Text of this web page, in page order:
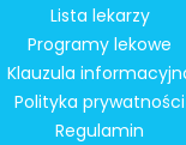
Lista lekarzy
Programy lekowe
Klauzula
Polityka prywatności
Regulamin